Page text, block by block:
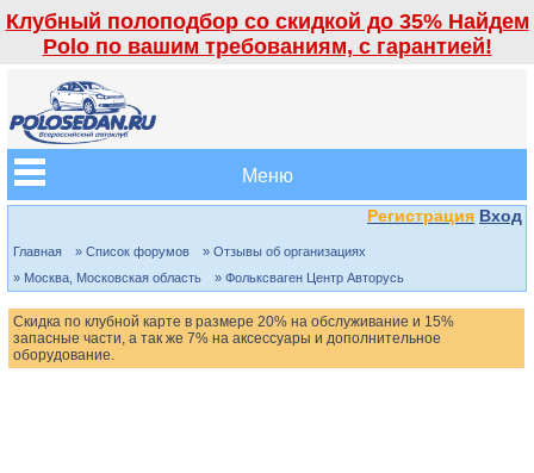
Клубный полоподбор со скидкой до 35% Найдем
Polo по вашим требованиям, с гарантией!
Меню
Регистрация Вход
Главная » Список форумов
» Отзывы об организациях
» Москва, Московская область
» Фольксваген Центр Авторусь
Скидка по клубной карте в размере 20% на обслуживание и 15%
запасные части, а так же 7% на аксессуары и дополнительное
оборудование.